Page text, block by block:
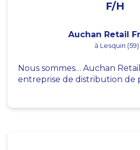
F/H
Auchan Retail
à Lesquin (59)
Nous sommes… Auchan
entreprise de distribution de